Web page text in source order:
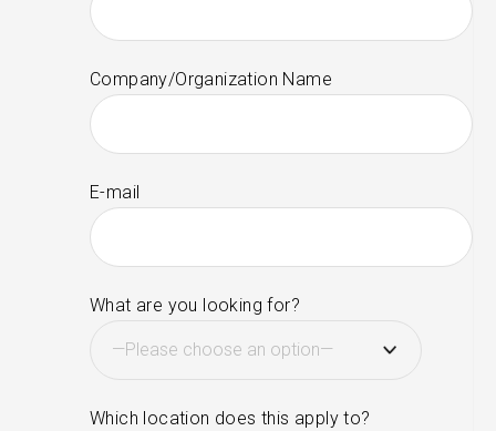
Company/Organization Name
E-mail
What are you looking for?
Which location does this apply to?